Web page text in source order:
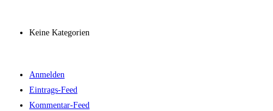
Keine Kategorien
Anmelden
Eintrags-Feed
Kommentar-Feed